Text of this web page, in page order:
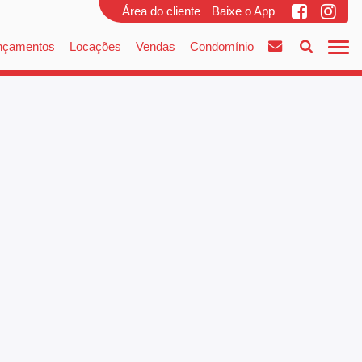
Área do cliente Baixe o App
Locações Vendas Condomínio